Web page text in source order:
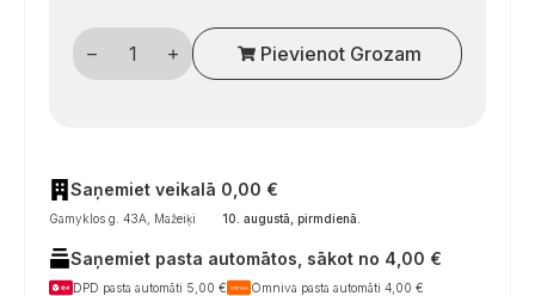
Kvadratinis
juodas
kemperių
ir
atlenkiamu
dangteliu.
daudzums
Pievienot Grozam
Saņemiet veikalā 0,00 €
Gamyklos g. 43A, Mažeiķi 10. augustā, pirmdienā
Saņemiet pasta automātos, sākot no 4,00 €
DPD pasta automāti 5,00 € Omniva pasta automāti 4,00 €